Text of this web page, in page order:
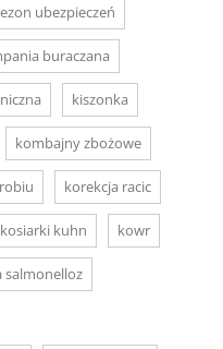
ubezpieczeń
buraczana
kiszonka
kombajny zbożowe
korekcja racic
kosiarki kuhn kowr
salmonelloz